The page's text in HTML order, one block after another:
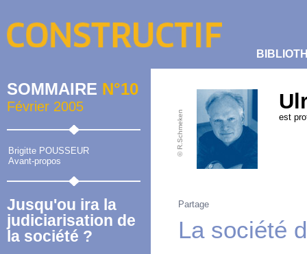
SOMMAIRE N°10
Février 2005
Brigitte POUSSEUR
Avant-propos
Jusqu'ou ira la
judiciarisation de
la société ?
© R.Schmeken est
Partage
La société